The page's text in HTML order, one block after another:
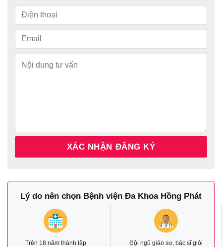
Lý do nên chọn Bệnh viện Đa Khoa Hồng Phát
Trên 18 năm thành lập
Đội ngũ giáo sư, bác sĩ giỏi